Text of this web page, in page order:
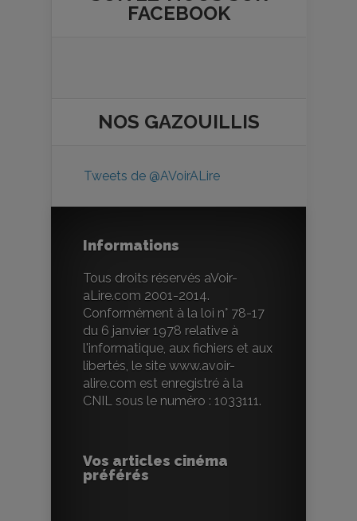
FACEBOOK
NOS GAZOUILLIS
Tweets de @AVoirALire
Informations
Tous droits réservés aVoir-
aLire.com 2001-2014.
Conformément à la loi n° 78-17
du 6 janvier 1978 relative à
l'informatique, aux fichiers et aux
libertés, le site www.avoir-
alire.com est enregistré à la
CNIL sous le numéro : 1033111.
Vos articles cinéma
préférés